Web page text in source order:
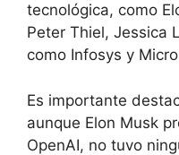
tecnológica, como
Peter Thiel, Jessica
como Infosys y
Es importante
aunque Elon Musk
OpenAI, no tuvo